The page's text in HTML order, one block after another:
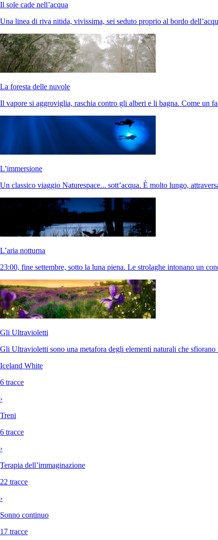
Il sole cade nell’acqua
Una linea di riva nitida, vivissima, sei seduto proprio al bordo
La foresta delle nuvole
Il vapore si aggroviglia, raschia contro gli alberi e li bagna. Come un
L’immersione
Un classico viaggio Naturespace... sott’acqua. È molto lungo,
L’aria notturna
23:00, fine settembre, sotto la luna piena. Le strolaghe intonano un
Gli Ultravioletti
Gli Ultravioletti sono una metafora degli elementi naturali che
Iceland White
6 tracce
›
Treni
6 tracce
›
Terapia dell’immaginazione
22 tracce
›
Sonno continuo
17 tracce